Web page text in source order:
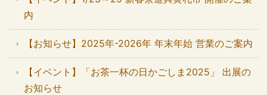
内
【お知らせ】2025年-2026年 年末年始 営業のご案内
【イベント】「お茶一杯の日かごしま2025」 出展の
お知らせ